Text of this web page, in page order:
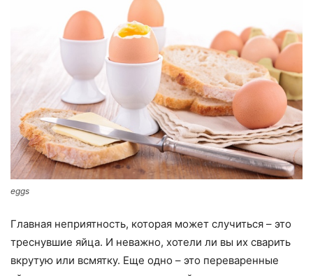
eggs
Главная неприятность, которая может случиться – это
треснувшие яйца. И неважно, хотели ли вы их сварить
вкрутую или всмятку. Еще одно – это переваренные